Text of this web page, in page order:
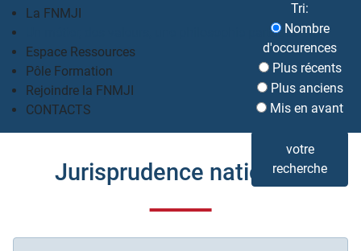
La FNMJI
Un métier, des valeurs, une philosophie partagés
Espace Ressources
Pôle Formation
Rejoindre la FNMJI
CONTACTS
Tri:
Nombre
d'occurences
Plus récents
Plus anciens
Mis en avant
votre
recherche
Jurisprudence nationale